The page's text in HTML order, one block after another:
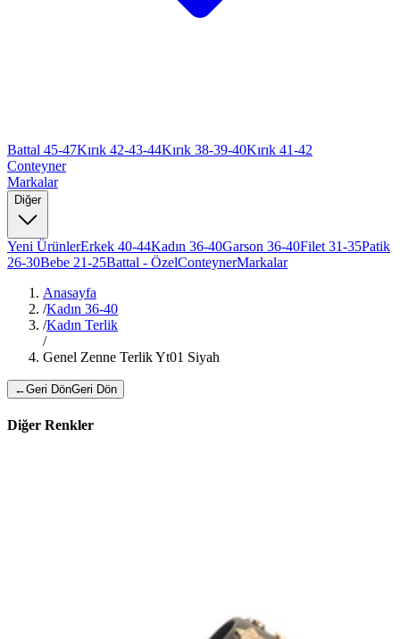
Battal 45-47Kırık 42-43-44Kırık 38-39-40Kırık 41-42
Conteyner
Markalar
Diğer
Yeni ÜrünlerErkek 40-44Kadın 36-40Garson 36-40Filet 31-35Patik
26-30Bebe 21-25Battal - ÖzelConteynerMarkalar
Anasayfa
/Kadın 36-40
/Kadın Terlik
/
Genel Zenne Terlik Yt01 Siyah
←Geri DönGeri Dön
Diğer Renkler